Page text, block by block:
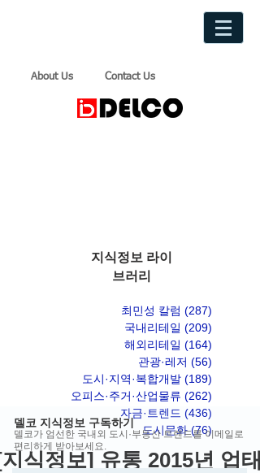
About Us Contact Us
지식정보 라이
브러리
최민성 칼럼 (287)
국내리테일 (209)
해외리테일 (164)
관광·레저 (56)
도시·지역·복합개발 (189)
오피스·주거·산업물류 (262)
자금·트렌드 (436)
도시문화 (76)게시물 76
식정보] 유통 2015년 업태
델코 지식정보 구독하기
델코가 엄선한 국내외 도시·부동산 트렌드를 이메일로
편리하게 받아보세요.